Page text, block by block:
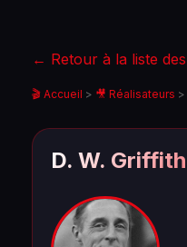
← Retour à la liste
🎬 Accueil > 🎥 Réalisateurs >
D. W. Griffith